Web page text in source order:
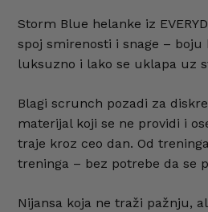
Storm Blue helanke iz
spoj smirenosti i snage – boju
luksuzno i lako se uklapa uz
Blagi scrunch pozadi za
materijal koji se ne providi i
traje kroz ceo dan. Od
treninga – bez potrebe da se
Nijansa koja ne traži pažnju,
E-pošta*
Sačuvaj moje
mesto u ovom
sledeći put kada